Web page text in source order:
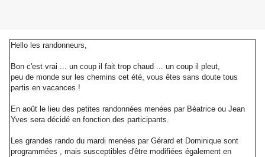
Hello les randonneurs,
Bon c'est vrai ... un coup il fait trop chaud ... un coup il pleut,
peu de monde sur les chemins cet été, vous êtes sans doute tous
partis en vacances !
En août le lieu des petites randonnées menées par Béatrice ou Jean
Yves sera décidé en fonction des participants.
Les grandes rando du mardi menées par Gérard et Dominique sont
programmées , mais susceptibles d'être modifiées également en